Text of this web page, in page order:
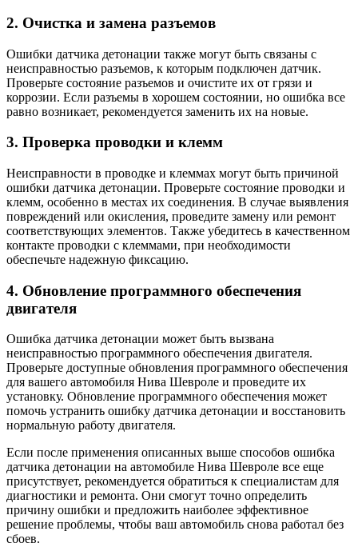
2. Очистка и замена разъемов
Ошибки датчика детонации также могут быть связаны с
неисправностью разъемов, к которым подключен датчик.
Проверьте состояние разъемов и очистите их от грязи и
коррозии. Если разъемы в хорошем состоянии, но ошибка все
равно возникает, рекомендуется заменить их на новые.
3. Проверка проводки и клемм
Неисправности в проводке и клеммах могут быть причиной
ошибки датчика детонации. Проверьте состояние проводки и
клемм, особенно в местах их соединения. В случае выявления
повреждений или окисления, проведите замену или ремонт
соответствующих элементов. Также убедитесь в качественном
контакте проводки с клеммами, при необходимости
обеспечьте надежную фиксацию.
4. Обновление программного обеспечения
двигателя
Ошибка датчика детонации может быть вызвана
неисправностью программного обеспечения двигателя.
Проверьте доступные обновления программного обеспечения
для вашего автомобиля Нива Шевроле и проведите их
установку. Обновление программного обеспечения может
помочь устранить ошибку датчика детонации и восстановить
нормальную работу двигателя.
Если после применения описанных выше способов ошибка
датчика детонации на автомобиле Нива Шевроле все еще
присутствует, рекомендуется обратиться к специалистам для
диагностики и ремонта. Они смогут точно определить
причину ошибки и предложить наиболее эффективное
решение проблемы, чтобы ваш автомобиль снова работал без
сбоев.